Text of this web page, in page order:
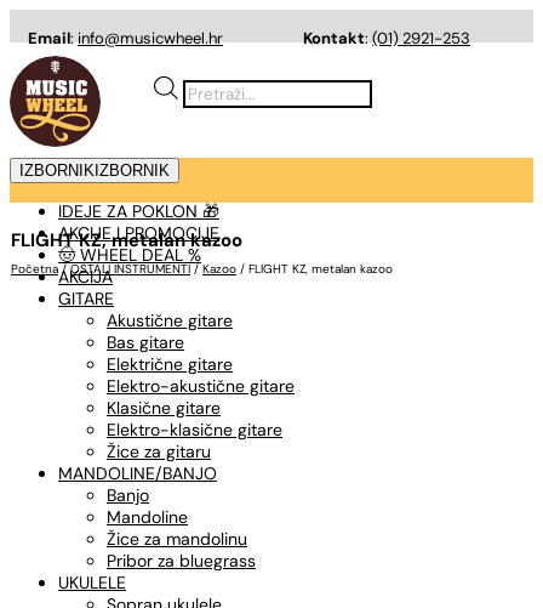
Email:info@musicwheel.hr Kontakt:(01) 2921-253
Products
search
IZBORNIK IZBORNIK
IDEJE ZA POKLON 🎁
AKCIJE I PROMOCIJE
🤠 WHEEL DEAL %
AKCIJA
GITARE
Akustične gitare
Bas gitare
Električne gitare
Elektro-akustične gitare
Klasične gitare
Elektro-klasične gitare
Žice za gitaru
MANDOLINE/BANJO
Banjo
Mandoline
Žice za mandolinu
Pribor za bluegrass
UKULELE
FLIGHT KZ, metalan kazoo
Početna / OSTALI INSTRUMENTI / Kazoo / FLIGHT KZ, metalan kazoo